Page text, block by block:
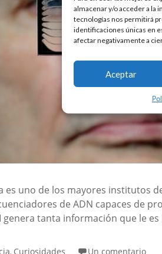
almacenar y/o acceder a la
tecnologías nos permitirá
identificaciones únicas en
afectar negativamente a
Aceptar
es uno de los mayores institutos
de ADN capaces de
genera tanta información que le
, Curiosidades Un comentario